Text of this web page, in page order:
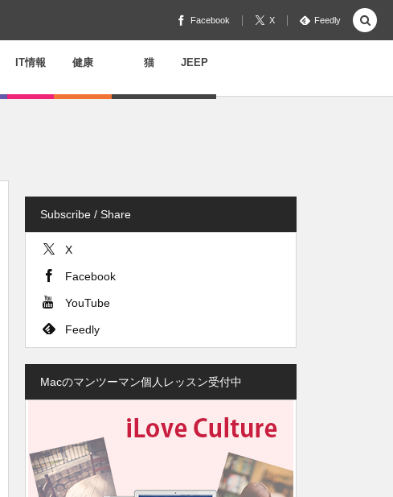
Facebook X Feedly
IT情報 健康 猫 JEEP
Subscribe / Share
X
Facebook
YouTube
Feedly
Macのマンツーマン個人レッスン受付中